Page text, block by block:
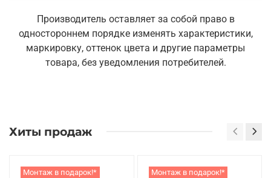
Производитель оставляет за собой право в
одностороннем порядке изменять характеристики,
маркировку, оттенок цвета и другие параметры
товара, без уведомления потребителей.
Хиты продаж
Монтаж в подарок!*
Монтаж в подарок!*